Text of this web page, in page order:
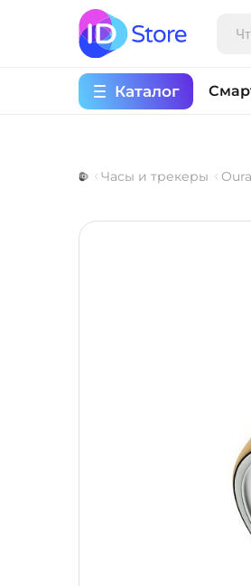
Каталог
Часы и трекеры Oura